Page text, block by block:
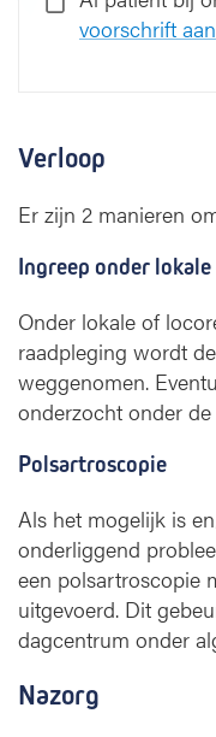
voorschrift aan
Verloop
Er zijn 2 manieren
Ingreep onder
Onder lokale of
raadpleging wordt
weggenomen.
onderzocht onder
Polsartroscopie
Als het mogelijk is
onderliggend
een polsartroscopie
uitgevoerd. Dit
dagcentrum onder
Nazorg